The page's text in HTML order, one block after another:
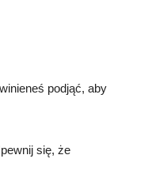
podjąć, aby
się, że